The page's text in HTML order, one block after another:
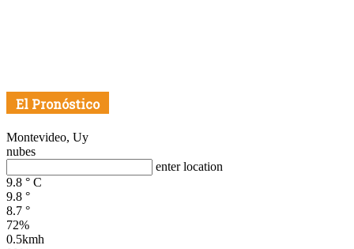
El Pronóstico
Montevideo, Uy
nubes
enter location
9.8 ° C
9.8 °
8.7 °
72%
0.5kmh